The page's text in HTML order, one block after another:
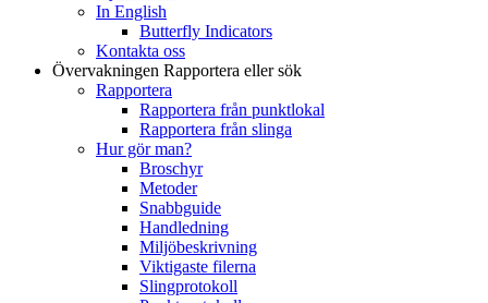
In English
Butterfly Indicators
Kontakta oss
Övervakningen Rapportera eller sök
Rapportera
Rapportera från punktlokal
Rapportera från slinga
Hur gör man?
Broschyr
Metoder
Snabbguide
Handledning
Miljöbeskrivning
Viktigaste filerna
Slingprotokoll